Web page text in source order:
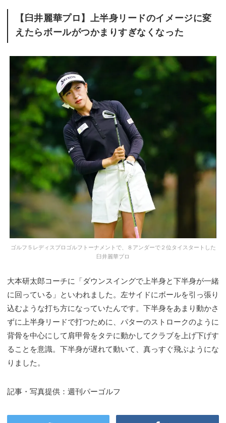
【臼井麗華プロ】上半身リードのイメージに変
えたらボールがつかまりすぎなくなった
ゴルフ５レディスプロゴルフトーナメントで、８アンダーで２位タイスタートした
臼井麗華プロ
大本研太郎コーチに「ダウンスイングで上半身と下半身が一緒
に回っている」といわれました。左サイドにボールを引っ張り
込むような打ち方になっていたんです。下半身をあまり動かさ
ずに上半身リードで打つために、パターのストロークのように
背骨を中心にして肩甲骨をタテに動かしてクラブを上げ下げす
ることを意識。下半身が遅れて動いて、真っすぐ飛ぶようにな
りました。
記事・写真提供：週刊パーゴルフ